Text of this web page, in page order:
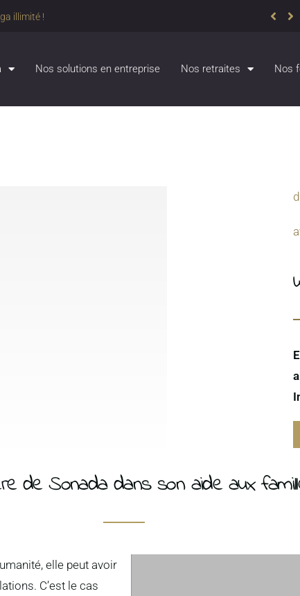
illimité !
Nos solutions en entreprise Nos retraites Nos
de Sonada dans son aide aux
elle peut avoir
C’est le cas